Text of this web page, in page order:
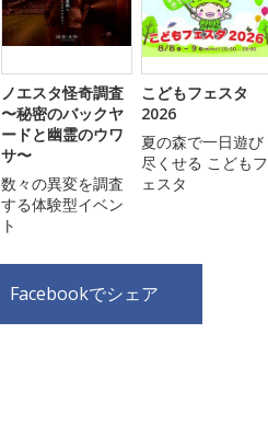
ノエスタ怪奇調査
〜秘密のバックヤ
ードと幽霊のウワ
サ〜
数々の異変を調査
する体験型イベン
ト
こどもフェスタ
2026
夏の森で一日遊び
尽くせる こどもフ
ェスタ
Facebookでシェア